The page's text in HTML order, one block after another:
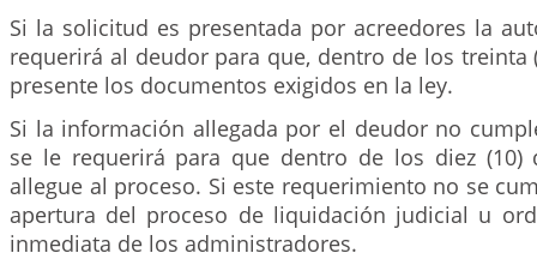
Si la solicitud es presentada por acreedores la
requerirá al deudor para que, dentro de los treinta
presente los documentos exigidos en la ley.
Si la información allegada por el deudor no
se le requerirá para que dentro de los diez (10)
allegue al proceso. Si este requerimiento no se
apertura del proceso de liquidación judicial u
inmediata de los administradores.